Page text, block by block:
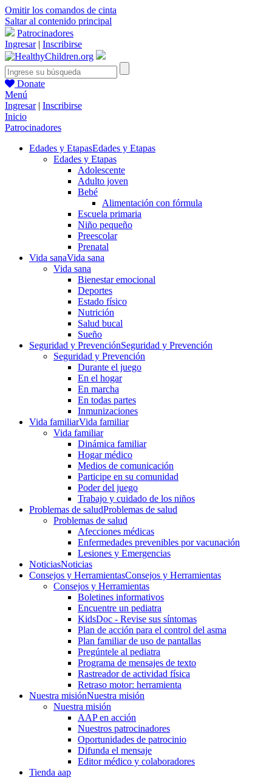
Omitir los comandos de cinta
Saltar al contenido principal
Patrocinadores
Ingresar| Inscribirse
Donate
Menú
Ingresar| Inscribirse
Inicio
Patrocinadores
Edades y EtapasEdades y Etapas
Edades y Etapas
Adolescente
Adulto joven
Bebé
Alimentación con fórmula
Escuela primaria
Niño pequeño
Preescolar
Prenatal
Vida sanaVida sana
Vida sana
Bienestar emocional
Deportes
Estado físico
Nutrición
Salud bucal
Sueño
Seguridad y PrevenciónSeguridad y Prevención
Seguridad y Prevención
Durante el juego
En el hogar
En marcha
En todas partes
Inmunizaciones
Vida familiarVida familiar
Vida familiar
Dinámica familiar
Hogar médico
Medios de comunicación
Participe en su comunidad
Poder del juego
Trabajo y cuidado de los niños
Problemas de saludProblemas de salud
Problemas de salud
Afecciones médicas
Enfermedades prevenibles por vacunación
Lesiones y Emergencias
NoticiasNoticias
Consejos y HerramientasConsejos y Herramientas
Consejos y Herramientas
Boletines informativos
Encuentre un pediatra
KidsDoc - Revise sus síntomas
Plan de acción para el control del asma
Plan familiar de uso de pantallas
Pregúntele al pediatra
Programa de mensajes de texto
Rastre​​ador de activida​d física
Retraso motor: herramienta
Nuestra misiónNuestra misión
Nuestra misión
AAP en acción
Nuestros patrocinadores
Oportunidades de patrocinio
Difunda el mensaje
Editor médico y colaboradores
Tienda aap